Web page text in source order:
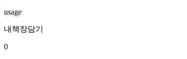
usage
내책장담기
0